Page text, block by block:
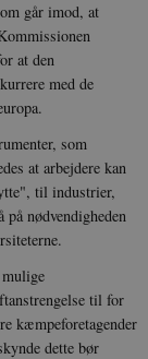
går imod, at
at den
med de
som
at arbejdere kan
til industrier,
nødvendigheden
til for
kæmpeforetagender
dette bør